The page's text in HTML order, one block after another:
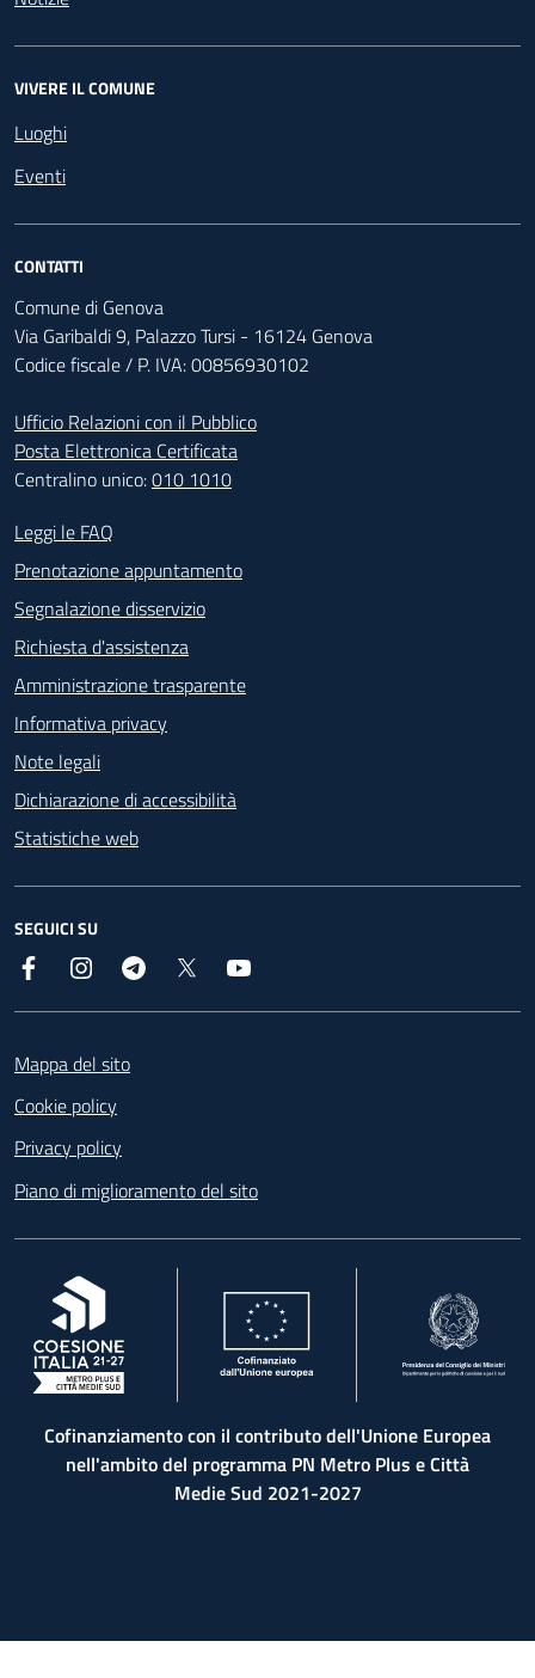
VIVERE IL COMUNE
Luoghi
Eventi
CONTATTI
Comune di Genova
Via Garibaldi 9, Palazzo Tursi - 16124 Genova
Codice fiscale / P. IVA: 00856930102
Ufficio Relazioni con il Pubblico
Posta Elettronica Certificata
Centralino unico:010 1010
Footer - Contatti
Leggi le FAQ
Prenotazione appuntamento
Segnalazione disservizio
Richiesta d'assistenza
Amministrazione trasparente
Informativa privacy
Note legali
Dichiarazione di accessibilità
Statistiche web
SEGUICI SU
Facebook InstagramTelegram
Mappa del sito
Cookie policy
Privacy policy
Piano di miglioramento del sito
, apre in una nuova scheda
Cofinanziamento con il contributo dell'Unione Europea
nell'ambito del programma PN Metro Plus e Città
Medie Sud 2021-2027